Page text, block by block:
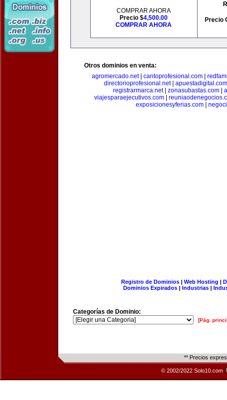
COMPRAR AHORA
Precio $4,500.00
COMPRAR AHORA
Precio
Otros dominios en venta:
agromercado.net| cantoprofesional.com
directorioprofesional.net| apuestadigital.com
registrarmarca.net| zonasubastas.com|
viajesparaejecutivos.com|
exposicionesyferias.com
Registro de Dominios| Web Hosting |
Dominios Expirados | Industrias |
Categorías de Dominio:
[Pág.
** Precios
© 2002/2022 Solo10.com